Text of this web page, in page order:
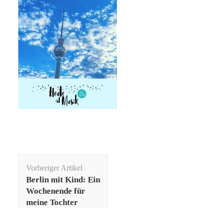
Vorheriger Artikel
Berlin mit Kind: Ein
Wochenende für
meine Tochter